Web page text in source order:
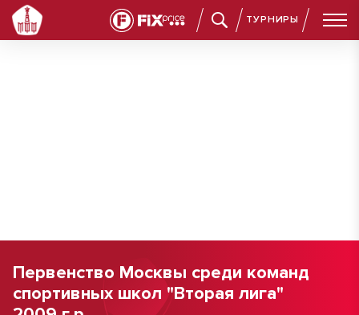
ТУРНИРЫ
Первенство Москвы среди команд
спортивных школ "Вторая лига"